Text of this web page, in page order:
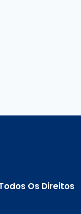
Todos Os Direitos